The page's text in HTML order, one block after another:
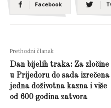
Facebook
Prethodni članak
Dan bijelih traka: Za zločine
u Prijedoru do sada izrečena
jedna doživotna kazna i više
od 600 godina zatvora